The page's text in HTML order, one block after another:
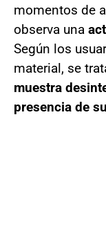
momentos de
observa una
Según los
material, se
muestra
presencia de